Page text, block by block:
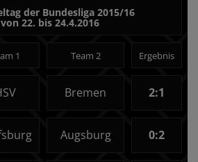
der Bundesliga 2015/16
von 22. bis 24.4.2016
1 Team 2 Ergebnis
Bremen 2:1
Augsburg 0:2